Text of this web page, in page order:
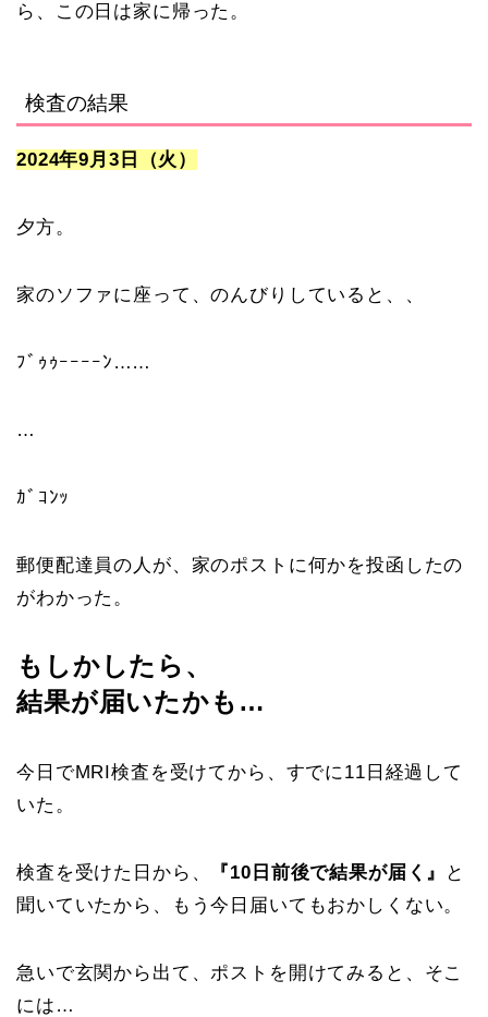
ら、この日は家に帰った。
検査の結果
2024年9月3日（火）
夕方。
家のソファに座って、のんびりしていると、、
ﾌﾞｩｩｰｰｰｰﾝ……
…
ｶﾞｺﾝｯ
郵便配達員の人が、家のポストに何かを投函したの
がわかった。
もしかしたら、
結果が届いたかも…
今日でMRI検査を受けてから、すでに11日経過して
いた。
検査を受けた日から、 『10日前後で結果が届く』
と
聞いていたから、もう今日届いてもおかしくない。
急いで玄関から出て、ポストを開けてみると、そこ
には…